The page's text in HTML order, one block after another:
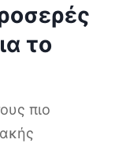
το
πιο